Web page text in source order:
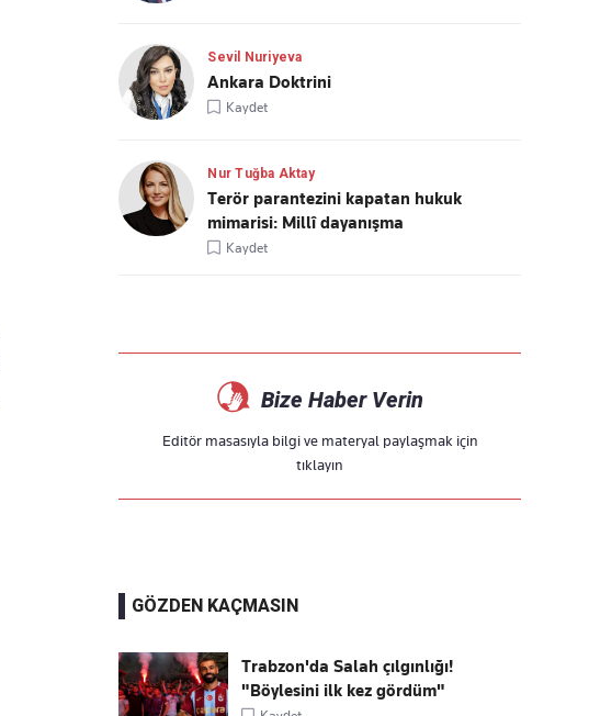
Sevil Nuriyeva
Ankara Doktrini
Kaydet
Nur Tuğba Aktay
Terör parantezini kapatan hukuk
mimarisi: Millî dayanışma
Kaydet
Bize Haber Verin
Editör masasıyla bilgi ve materyal paylaşmak için
tıklayın
GÖZDEN KAÇMASIN
Trabzon'da Salah çılgınlığı!
"Böylesini ilk kez gördüm"